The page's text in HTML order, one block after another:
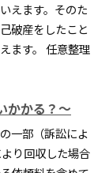
えます。そのた
破産をしたこと
ます。 任意整理
かかる？～
一部（訴訟によ
り回収した場合